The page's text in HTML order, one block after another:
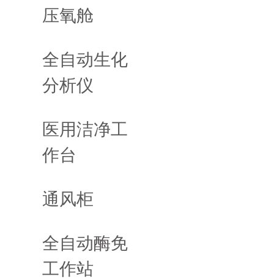
压氧舱
全自动生化
分析仪
医用洁净工
作台
通风柜
全自动酶免
工作站